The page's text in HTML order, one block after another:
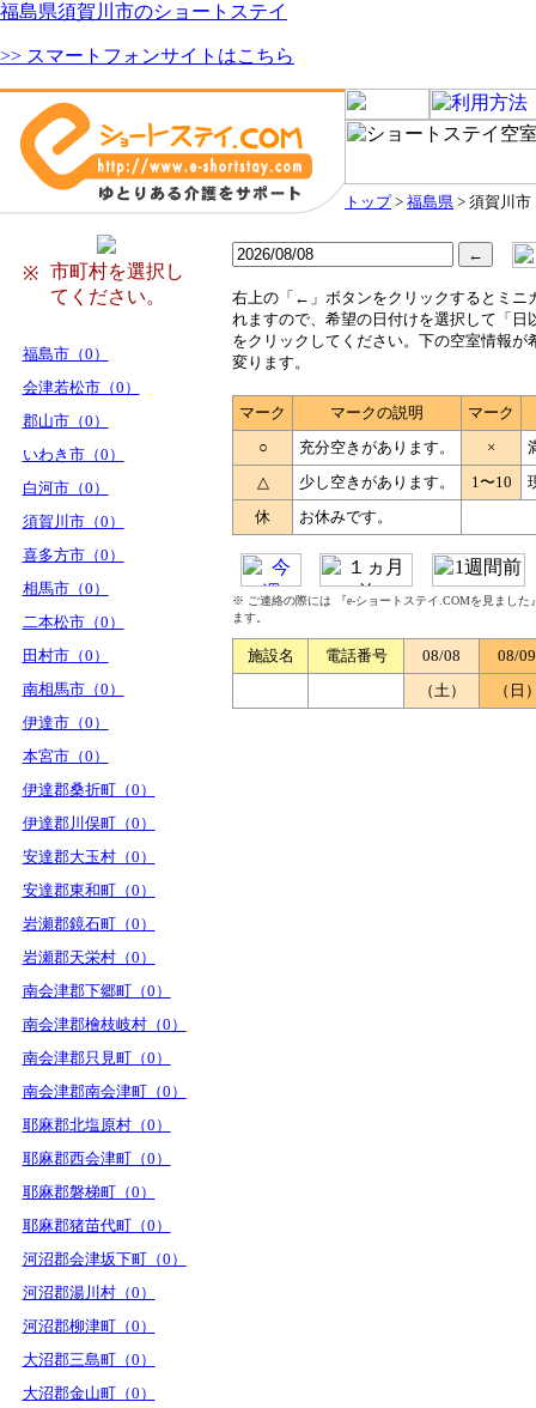
福島県須賀川市のショートステイ
>> スマートフォンサイトはこちら
トップ> 福島県 > 須賀川市
※
市町村を選択し
てください。
福島市（0）
会津若松市（0）
郡山市（0）
いわき市（0）
白河市（0）
須賀川市（0）
喜多方市（0）
相馬市（0）
二本松市（0）
田村市（0）
南相馬市（0）
伊達市（0）
本宮市（0）
伊達郡桑折町（0）
伊達郡川俣町（0）
安達郡大玉村（0）
安達郡東和町（0）
岩瀬郡鏡石町（0）
岩瀬郡天栄村（0）
南会津郡下郷町（0）
南会津郡檜枝岐村（0）
南会津郡只見町（0）
南会津郡南会津町（0）
耶麻郡北塩原村（0）
耶麻郡西会津町（0）
耶麻郡磐梯町（0）
耶麻郡猪苗代町（0）
河沼郡会津坂下町（0）
河沼郡湯川村（0）
河沼郡柳津町（0）
大沼郡三島町（0）
大沼郡金山町（0）
右上の「←」ボタンをクリックするとミニ
れますので、希望の日付けを選択して「日
をクリックしてください。下の空室情報が
変ります。
マーク マークの説明
マーク
○
充分空きがあります。 ×
△
少し空きがあります。 1〜10
休
お休みです。
※ ご連絡の際には 『e-ショートステイ.COMを見まし
ます。
施設名 電話番号 08/08
08/09
（土）
（日